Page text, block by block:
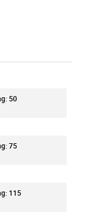
50
75
115